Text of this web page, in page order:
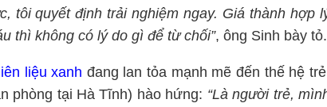
tôi quyết định trải nghiệm ngay. Giá thành hợp
thì không có lý do gì để từ chối”, ông Sinh bày tỏ.
liệu xanh đang lan tỏa mạnh mẽ đến thế hệ
phòng tại Hà Tĩnh) hào hứng: “Là người trẻ,